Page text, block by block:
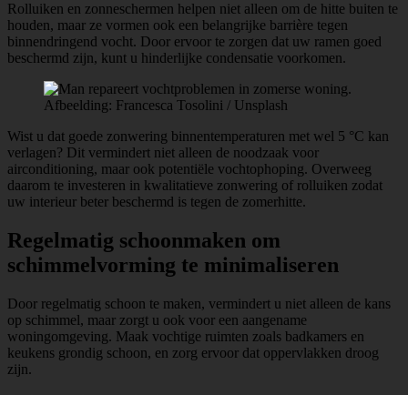
Rolluiken en zonneschermen helpen niet alleen om de hitte buiten te
houden, maar ze vormen ook een belangrijke barrière tegen
binnendringend vocht. Door ervoor te zorgen dat uw ramen goed
beschermd zijn, kunt u hinderlijke condensatie voorkomen.
Afbeelding: Francesca Tosolini / Unsplash
Wist u dat goede zonwering binnentemperaturen met wel 5 °C kan
verlagen? Dit vermindert niet alleen de noodzaak voor
airconditioning, maar ook potentiële vochtophoping. Overweeg
daarom te investeren in kwalitatieve zonwering of rolluiken zodat
uw interieur beter beschermd is tegen de zomerhitte.
Regelmatig schoonmaken om
schimmelvorming te minimaliseren
Door regelmatig schoon te maken, vermindert u niet alleen de kans
op schimmel, maar zorgt u ook voor een aangename
woningomgeving. Maak vochtige ruimten zoals badkamers en
keukens grondig schoon, en zorg ervoor dat oppervlakken droog
zijn.